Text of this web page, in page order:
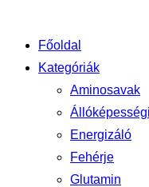
Főoldal
Kategóriák
Aminosavak
Energizáló
Fehérje
Glutamin